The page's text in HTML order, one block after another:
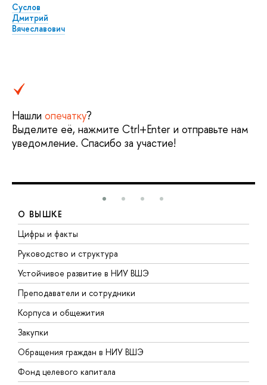
Суслов
Дмитрий
Вячеславович
Нашли опечатку?
Выделите её, нажмите Ctrl+Enter и отправьте нам
уведомление. Спасибо за участие!
О ВЫШКЕ
Цифры и факты
Руководство и структура
Устойчивое развитие в НИУ ВШЭ
Преподаватели и сотрудники
Корпуса и общежития
Закупки
Обращения граждан в НИУ ВШЭ
Фонд целевого капитала